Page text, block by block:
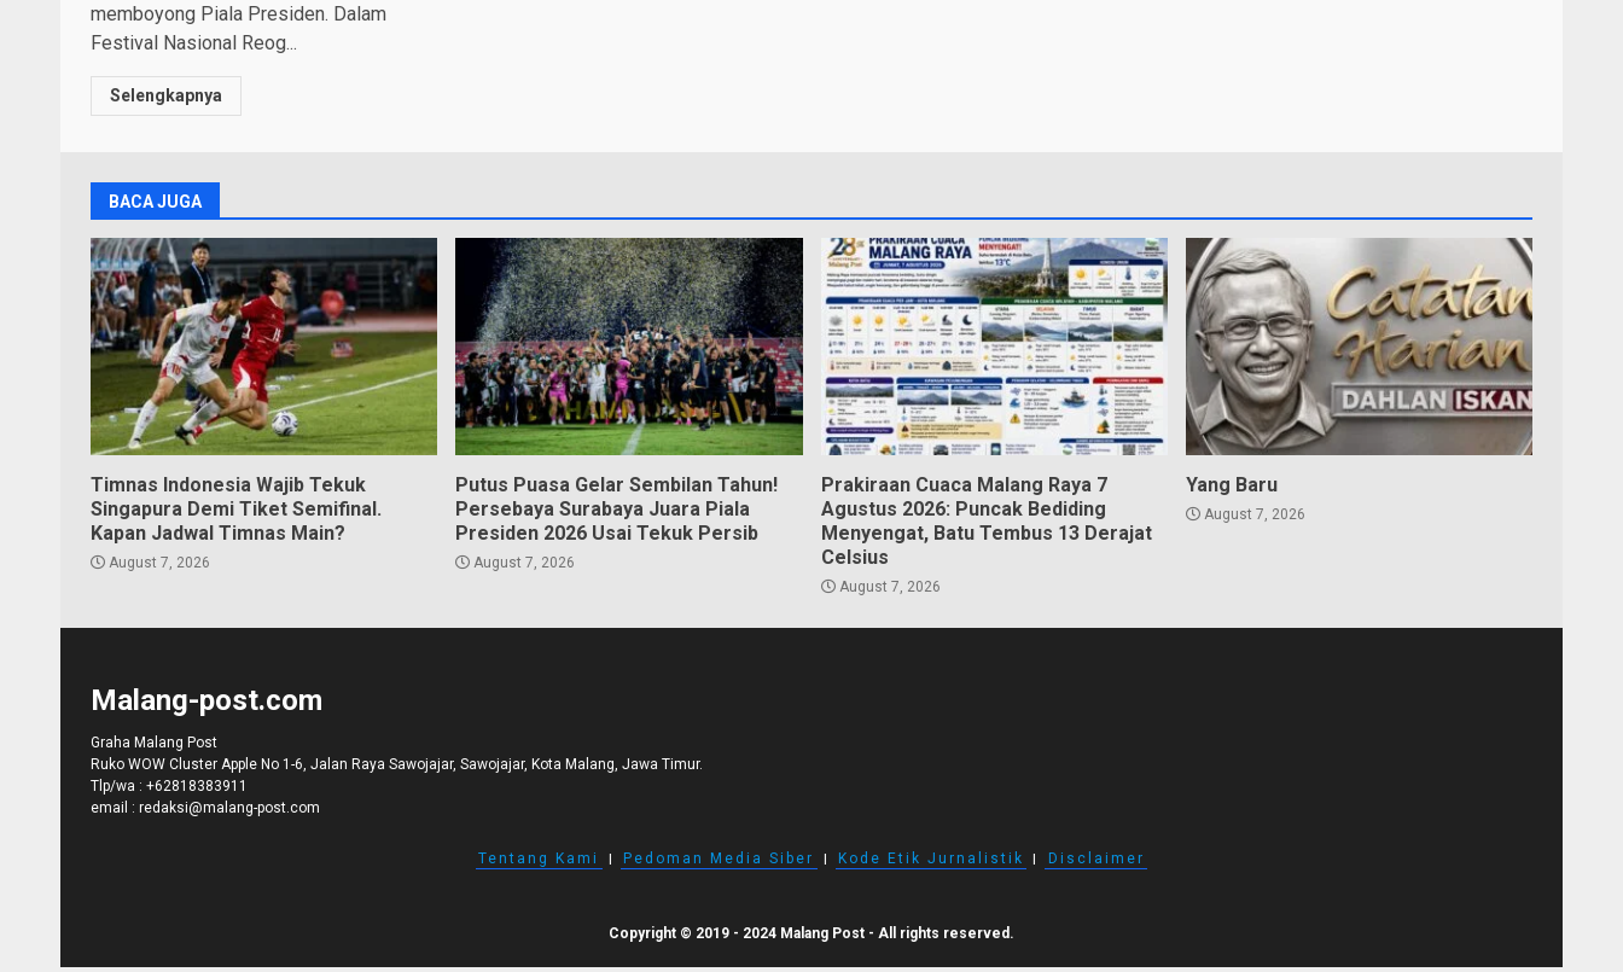
memboyong Piala Presiden. Dalam
Festival Nasional Reog...
Selengkapnya
BACA JUGA
Timnas Indonesia Wajib Tekuk
Singapura Demi Tiket Semifinal.
Kapan Jadwal Timnas Main?
August 7, 2026
Putus Puasa Gelar Sembilan Tahun!
Persebaya Surabaya Juara Piala
Presiden 2026 Usai Tekuk Persib
August 7, 2026
Prakiraan Cuaca Malang Raya 7
Agustus 2026: Puncak Bediding
Menyengat, Batu Tembus 13 Derajat
Celsius
August 7, 2026
Yang Baru
August 7, 2026
Malang-post.com
Graha Malang Post
Ruko WOW Cluster Apple No 1-6, Jalan Raya Sawojajar, Sawojajar, Kota Malang, Jawa Timur.
Tlp/wa : +62818383911
email : redaksi@malang-post.com
Tentang Kami I Pedoman Media Siber I Kode Etik Jurnalistik I Disclaimer
Copyright © 2019 - 2024 Malang Post - All rights reserved.